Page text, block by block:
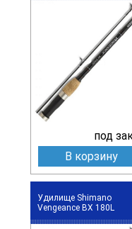
под
В корзину
Удилище Shimano
Vengeance BX 180L